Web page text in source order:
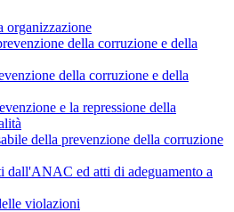
organizzazione
della corruzione e della
della corruzione e della
e la repressione della
della prevenzione della corruzione
dall'ANAC ed atti di adeguamento a
violazioni